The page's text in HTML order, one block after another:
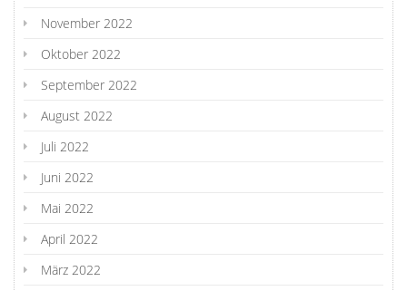
November 2022
Oktober 2022
September 2022
August 2022
Juli 2022
Juni 2022
Mai 2022
April 2022
März 2022